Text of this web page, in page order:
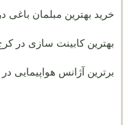
خرید بهترین مبلمان
بهترین کابینت سازی در
برترین آژانس هواپیمایی در گلشهر – 3 آژانس